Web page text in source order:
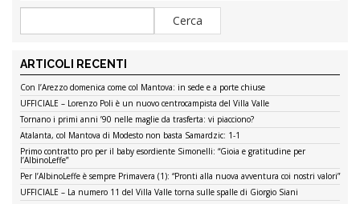
ARTICOLI RECENTI
Con l’Arezzo domenica come col Mantova: in sede e a porte chiuse
UFFICIALE – Lorenzo Poli è un nuovo centrocampista del Villa Valle
Tornano i primi anni ’90 nelle maglie da trasferta: vi piacciono?
Atalanta, col Mantova di Modesto non basta Samardzic: 1-1
Primo contratto pro per il baby esordiente Simonelli: “Gioia e gratitudine per
l’AlbinoLeffe”
Per l’AlbinoLeffe è sempre Primavera (1): “Pronti alla nuova avventura coi nostri valori”
UFFICIALE – La numero 11 del Villa Valle torna sulle spalle di Giorgio Siani